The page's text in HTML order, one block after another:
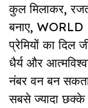
कुल मिलाकर,
बनाए, WORLD
प्रेमियों का दिल
धैर्य और
नंबर वन बन
सबसे ज्यादा छक्के